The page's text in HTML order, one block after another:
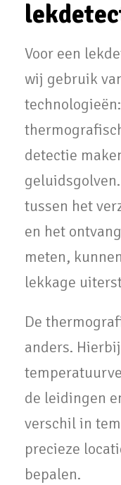
Voor een
wij gebruik
detectie
tussen het
en het
meten,
lekkage
De
anders.
de leidingen
verschil in
precieze
bepalen.